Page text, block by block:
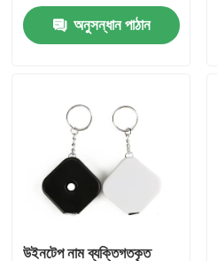
যোগাযোগ করুন
পোশাক টেপ পরিমাপ
লেজার পরিমাপ টেপ
ব্যক্তিগতকৃত সেলাই টেপ পরিমাপ
রিং ডিজাইনের সাথে
অনুসন্ধান পাঠান
উইনটেপ নাম ব্যক্তিগতকৃত